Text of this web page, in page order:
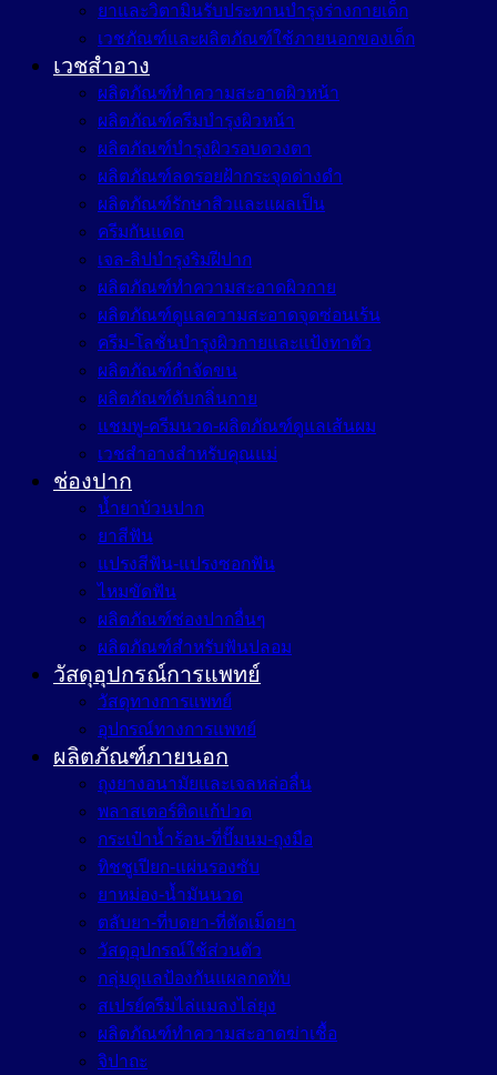
ยาและวิตามินรับประทานบำรุงร่างกายเด็ก
เวชภัณฑ์และผลิตภัณฑ์ใช้ภายนอกของเด็ก
เวชสำอาง
ผลิตภัณฑ์ทำความสะอาดผิวหน้า
ผลิตภัณฑ์ครีมบำรุงผิวหน้า
ผลิตภัณฑ์บำรุงผิวรอบดวงตา
ผลิตภัณฑ์ลดรอยฝ้ากระจุดด่างดำ
ผลิตภัณฑ์รักษาสิวและแผลเป็น
ครีมกันแดด
เจล-ลิปบำรุงริมฝีปาก
ผลิตภัณฑ์ทำความสะอาดผิวกาย
ผลิตภัณฑ์ดูแลความสะอาดจุดซ่อนเร้น
ครีม-โลชั่นบำรุงผิวกายและแป้งทาตัว
ผลิตภัณฑ์กำจัดขน
ผลิตภัณฑ์ดับกลิ่นกาย
แชมพู-ครีมนวด-ผลิตภัณฑ์ดูแลเส้นผม
เวชสำอางสำหรับคุณแม่
ช่องปาก
น้ำยาบ้วนปาก
ยาสีฟัน
แปรงสีฟัน-แปรงซอกฟัน
ไหมขัดฟัน
ผลิตภัณฑ์ช่องปากอื่นๆ
ผลิตภัณฑ์สำหรับฟันปลอม
วัสดุอุปกรณ์การแพทย์
วัสดุทางการแพทย์
อุปกรณ์ทางการแพทย์
ผลิตภัณฑ์ภายนอก
ถุงยางอนามัยและเจลหล่อลื่น
พลาสเตอร์ติดแก้ปวด
กระเป๋าน้ำร้อน-ที่ปั๊มนม-ถุงมือ
ทิชชูเปียก-แผ่นรองซับ
ยาหม่อง-น้ำมันนวด
ตลับยา-ที่บดยา-ที่ตัดเม็ดยา
วัสดุอุปกรณ์ใช้ส่วนตัว
กลุ่มดูแลป้องกันแผลกดทับ
สเปรย์ครีมไล่แมลงไล่ยุง
ผลิตภัณฑ์ทำความสะอาดฆ่าเชื้อ
จิปาถะ